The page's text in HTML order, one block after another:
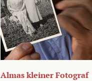
Almas kleiner Fotograf